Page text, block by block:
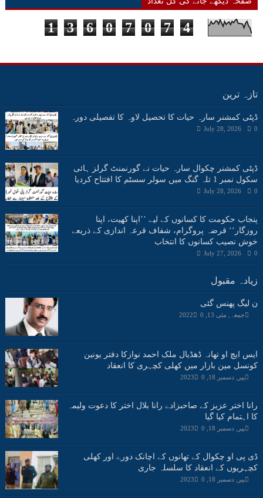
1 3 6 0 7 0 7 4
تازہ ترین
ڈپٹی کمشنر سارہ حیات کا تحصیل لاوہ کا تفصیلی دورہ
July 28, 2026 0
ڈپٹی کمشنر چکوال سارہ حیات نے گورنمنٹ گرلز ہائی
سکول نمبر 1 تلہ گنگ میں سولر سسٹم کا افتتاح کردیا
July 28, 2026 0
پنجاب حکومت کا کسانوں کے لیے ’’اپنا کھیت، اپنا
روزگار‘‘ قرضہ پروگرام، شفاف قرعہ اندازی کے ذریعے
خوش نصیب کسانوں کا انتخاب
July 27, 2026 0
زیادہ مقبول
ن لیگ پھنس گئی
جمعہ, مئی 13, 2022 0
ایس ایچ او تھانہ ڈھڈیال ملک احمد نوازکا دفتر یونین
کونسل مین بازار میں کھلی کچہری کا انعقاد
پیر, دسمبر 18, 2023 0
رانا اختر عزیز کے صاحبزادے رانا بلال اختر کا دعوت ولیمہ
کا اہتمام کیا گیا
پیر, دسمبر 18, 2023 0
ڈی پی او چکوال کے تھانوں کے اچانک دورے اور کھلی
کچہریوں کے انعقاد کا سلسلہ جاری
پیر, دسمبر 18, 2023 0